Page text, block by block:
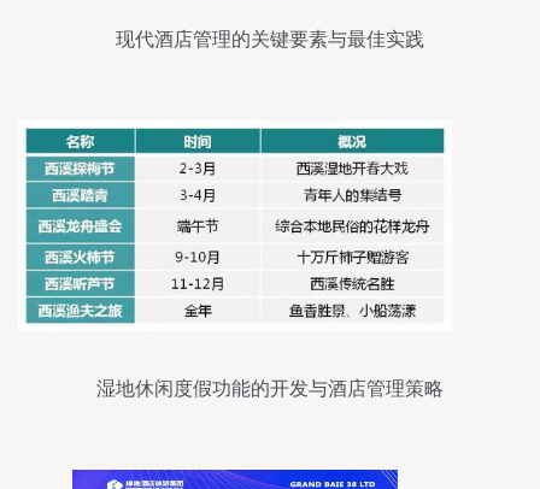
现代酒店管理的关键要素与最佳实践
湿地休闲度假功能的开发与酒店管理策略